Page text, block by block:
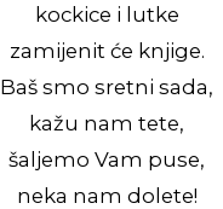
kockice i lutke
zamijenit će knjige.
Baš smo sretni sada,
kažu nam tete,
šaljemo Vam puse,
neka nam dolete!